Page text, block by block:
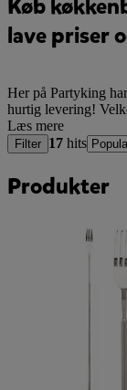
Køb
lave priser
Her på Partyking
hurtig levering!
Læs mere
Filter 17 hits
Produkter